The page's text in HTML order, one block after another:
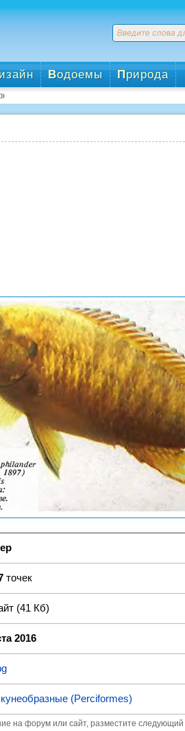
Водоемы Природа
точек
(41 Кб)
2016
(Perciformes)
на форум или сайт, разместите следующий